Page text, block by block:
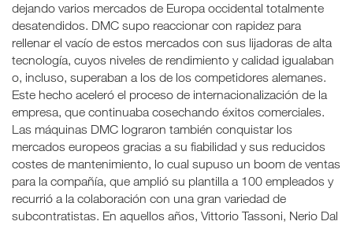
dejando varios mercados de Europa occidental totalmente
desatendidos. DMC supo reaccionar con rapidez para
rellenar el vacío de estos mercados con sus lijadoras de alta
tecnología, cuyos niveles de rendimiento y calidad igualaban
o, incluso, superaban a los de los competidores alemanes.
Este hecho aceleró el proceso de internacionalización de la
empresa, que continuaba cosechando éxitos comerciales.
Las máquinas DMC lograron también conquistar los
mercados europeos gracias a su fiabilidad y sus reducidos
costes de mantenimiento, lo cual supuso un boom de ventas
para la compañía, que amplió su plantilla a 100 empleados y
recurrió a la colaboración con una gran variedad de
subcontratistas. En aquellos años, Vittorio Tassoni, Nerio Dal